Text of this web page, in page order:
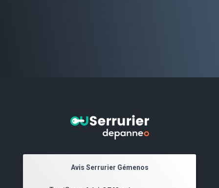
Avis Serrurier Gémenos